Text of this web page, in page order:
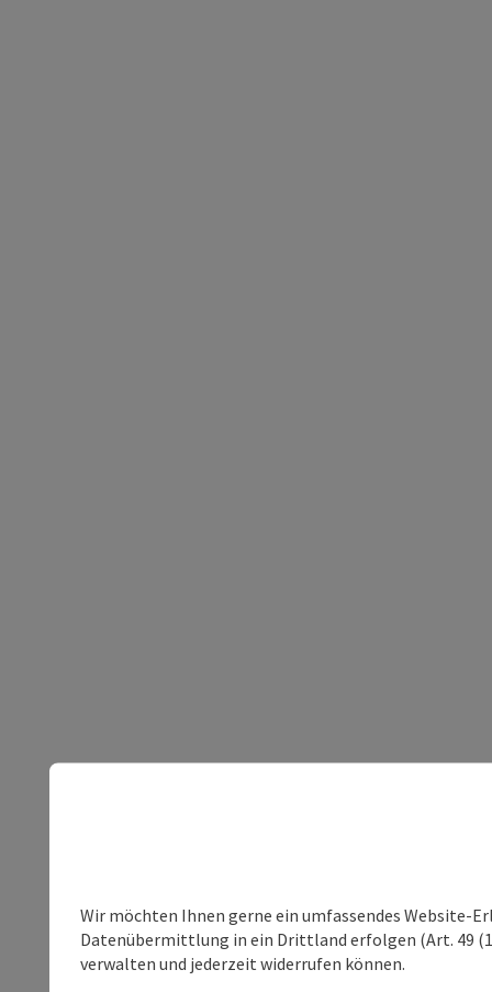
Wir möchten Ihnen gerne ein umfassendes Website-
Datenübermittlung in ein Drittland erfolgen (Art. 49
verwalten und jederzeit widerrufen können.